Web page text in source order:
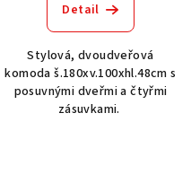
Detail
Stylová, dvoudveřová
komoda š.180xv.100xhl.48cm s
posuvnými dveřmi a čtyřmi
zásuvkami.